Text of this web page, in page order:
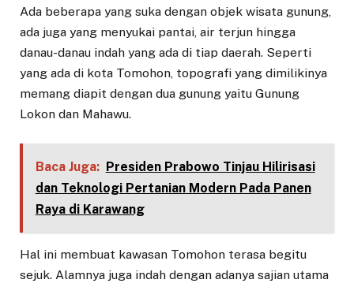
Ada beberapa yang suka dengan objek wisata gunung,
ada juga yang menyukai pantai, air terjun hingga
danau-danau indah yang ada di tiap daerah. Seperti
yang ada di kota Tomohon, topografi yang dimilikinya
memang diapit dengan dua gunung yaitu Gunung
Lokon dan Mahawu.
Baca Juga: Presiden Prabowo Tinjau Hilirisasi
dan Teknologi Pertanian Modern Pada Panen
Raya di Karawang
Hal ini membuat kawasan Tomohon terasa begitu
sejuk. Alamnya juga indah dengan adanya sajian utama